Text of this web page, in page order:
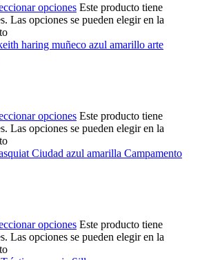
opciones Este producto tiene
Las opciones se pueden elegir en la
opciones Este producto tiene
Las opciones se pueden elegir en la
opciones Este producto tiene
Las opciones se pueden elegir en la